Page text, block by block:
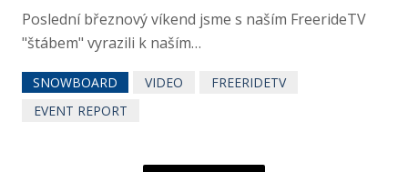
Poslední březnový víkend jsme s naším FreerideTV
"štábem" vyrazili k naším…
SNOWBOARD VIDEO
FREERIDETV
EVENT REPORT